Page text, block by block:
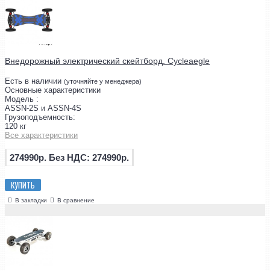
Внедорожный электрический скейтборд. Cycleaegle
Есть в наличии (уточняйте у менеджера)
Основные характеристики
Модель :
ASSN-2S и ASSN-4S
Грузоподъемность:
120 кг
Все характеристики
274990р. Без НДС: 274990р.
КУПИТЬ
В закладки В сравнение